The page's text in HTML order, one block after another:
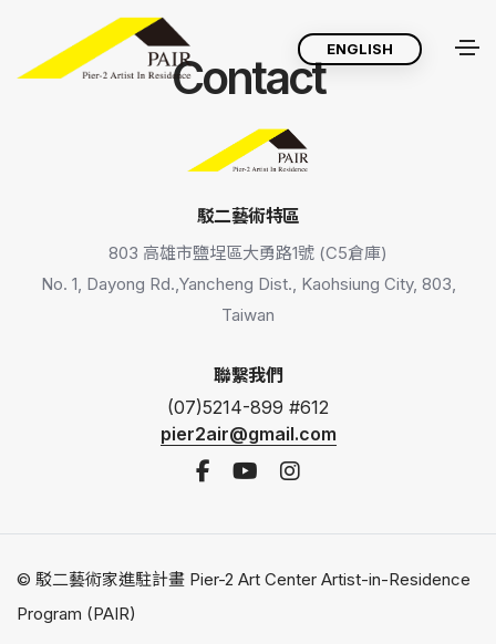
ENGLISH
Contact
駁二藝術特區
803 高雄市鹽埕區大勇路1號 (C5倉庫)
No. 1, Dayong Rd.,Yancheng Dist., Kaohsiung City, 803,
Taiwan
聯繫我們
(07)5214-899 #612
pier2air@gmail.com
© 駁二藝術家進駐計畫 Pier-2 Art Center Artist-in-Residence
Program (PAIR)